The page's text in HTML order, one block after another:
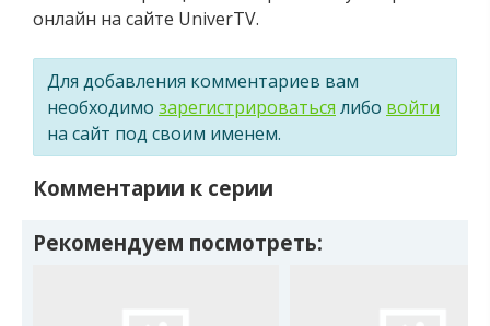
онлайн на сайте UniverTV.
Для добавления комментариев вам
необходимо зарегистрироваться либо войти
на сайт под своим именем.
Комментарии к серии
Рекомендуем посмотреть: